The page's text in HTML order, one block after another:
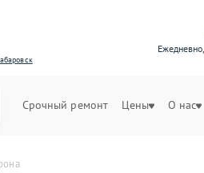
Срочный ремонт Цены О нас